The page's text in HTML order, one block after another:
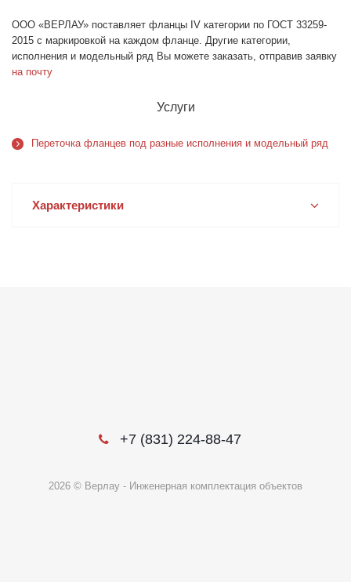
ООО «ВЕРЛАУ» поставляет фланцы IV категории по ГОСТ 33259-
2015 с маркировкой на каждом фланце. Другие категории,
исполнения и модельный ряд Вы можете заказать, отправив заявку
на почту
Услуги
Переточка фланцев под разные исполнения и модельный ряд
Характеристики
+7 (831) 224-88-47
2026 © Верлау - Инженерная комплектация объектов